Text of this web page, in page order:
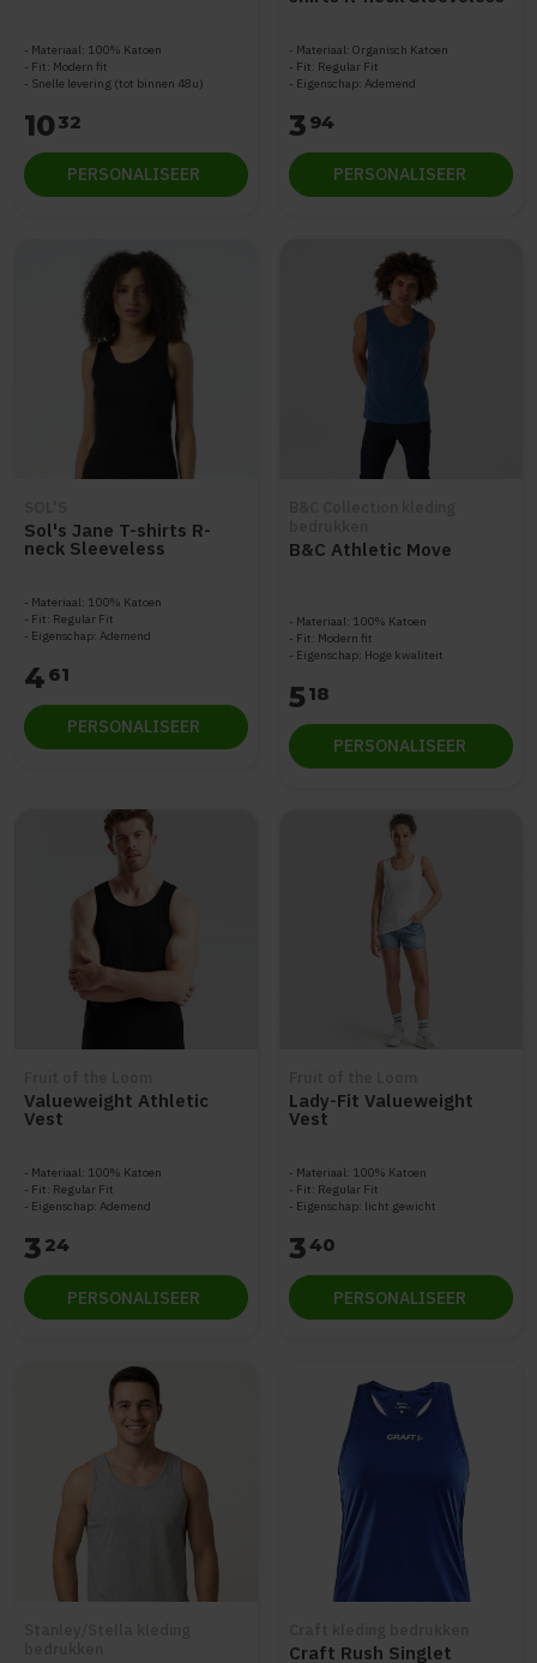
Materiaal: 100% Katoen
Fit: Modern fit
Snelle levering (tot binnen 48u)
1032
PERSONALISEER
Materiaal: Organisch Katoen
Fit: Regular Fit
Eigenschap: Ademend
3 94
PERSONALISEER
Sol's Jane T-shirts R-
neck Sleeveless
Materiaal: 100% Katoen
Fit: Regular Fit
Eigenschap: Ademend
4 61
PERSONALISEER
B&C Athletic Move
Materiaal: 100% Katoen
Fit: Modern fit
Eigenschap: Hoge kwaliteit
518
PERSONALISEER
Valueweight Athletic
Vest
Materiaal: 100% Katoen
Fit: Regular Fit
Eigenschap: Ademend
3 24
PERSONALISEER
Lady-Fit Valueweight
Vest
Materiaal: 100% Katoen
Fit: Regular Fit
Eigenschap: licht gewicht
340
PERSONALISEER
Craft Rush Singlet